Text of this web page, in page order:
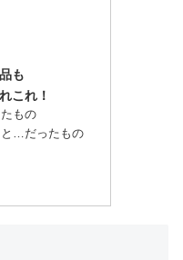
も
これ！
もの
と…だったもの